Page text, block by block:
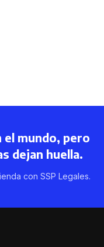
el mundo, pero
dejan huella.
con SSP Legales.